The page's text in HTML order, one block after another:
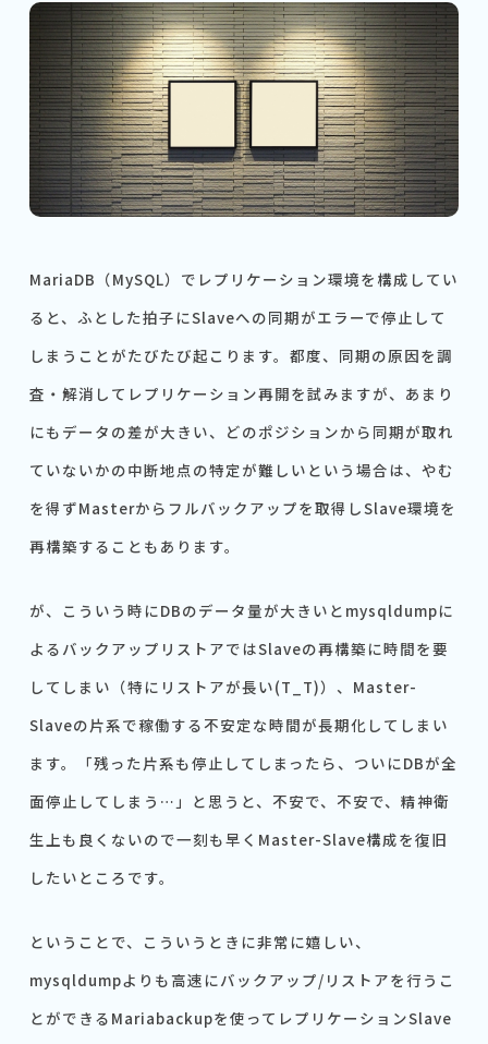
MariaDB（MySQL）でレプリケーション環境を構成してい
ると、ふとした拍子にSlaveへの同期がエラーで停止して
しまうことがたびたび起こります。都度、同期の原因を調
査・解消してレプリケーション再開を試みますが、あまり
にもデータの差が大きい、どのポジションから同期が取れ
ていないかの中断地点の特定が難しいという場合は、やむ
を得ずMasterからフルバックアップを取得しSlave環境を
再構築することもあります。
が、こういう時にDBのデータ量が大きいとmysqldumpに
よるバックアップリストアではSlaveの再構築に時間を要
してしまい（特にリストアが長い(T_T)）、Master-
Slaveの片系で稼働する不安定な時間が長期化してしまい
ます。「残った片系も停止してしまったら、ついにDBが全
面停止してしまう…」と思うと、不安で、不安で、精神衛
生上も良くないので一刻も早くMaster-Slave構成を復旧
したいところです。
ということで、こういうときに非常に嬉しい、
mysqldumpよりも高速にバックアップ/リストアを行うこ
とができるMariabackupを使ってレプリケーションSlave